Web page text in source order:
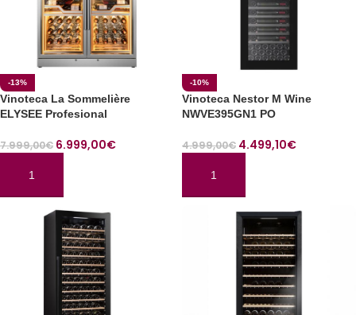
-13%
Vinoteca La Sommelière
ELYSEE Profesional
7.999,00€ 6.999,00€
AÑADIR AL CARRITO
-10%
Vinoteca Nestor M Wine
NWVE395GN1 PO
4.999,00€ 4.499,10€
AÑADIR AL CARRITO